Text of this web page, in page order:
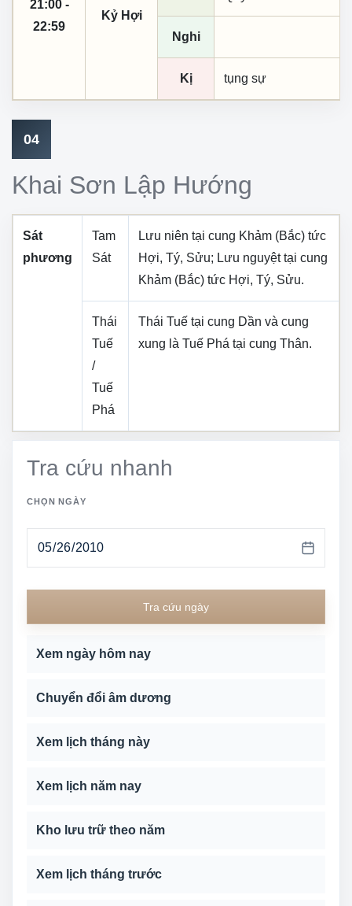
21:00 -
22:59
Kỷ Hợi
Nghi
Kị tụng sự
04
Khai Sơn Lập Hướng
Sát
phương
Tam
Sát
Lưu niên tại cung Khảm (Bắc) tức
Hợi, Tý, Sửu; Lưu nguyệt tại cung
Khảm (Bắc) tức Hợi, Tý, Sửu.
Thái
Tuế
/
Tuế
Phá
Thái Tuế tại cung Dần và cung
xung là Tuế Phá tại cung Thân.
Tra cứu nhanh
CHỌN NGÀY
Tra cứu ngày
Xem ngày hôm nay
Chuyển đổi âm dương
Xem lịch tháng này
Xem lịch năm nay
Kho lưu trữ theo năm
Xem lịch tháng trước